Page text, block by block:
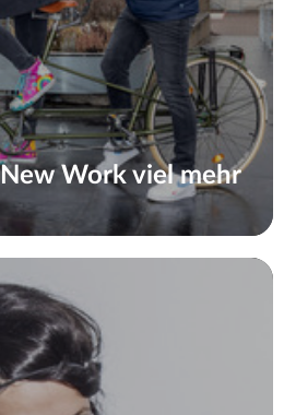
Work viel mehr